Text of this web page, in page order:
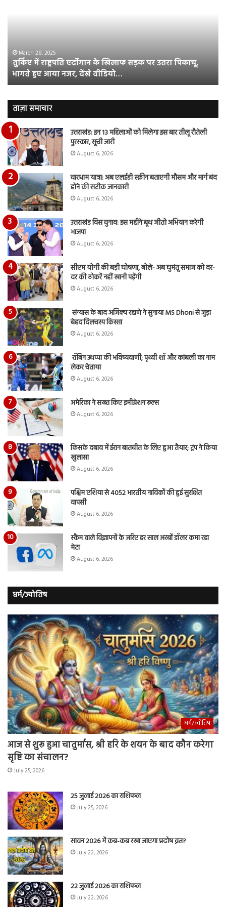
का
ऑफिशियल
टीजर
जारी,
वीडियो…
March 28, 2025
इमरान हाशमी की की फिल्म ग्राउंड जीरो का ऑफिशियल टीजर
जारी, देंखे वीडियो…
ताज़ा समाचार
उत्तराखंड: इन 13 महिलाओं को मिलेगा इस बार तीलू रौतेली
पुरस्कार, सूची जारी
August 6, 2026
चारधाम यात्रा: अब एलईडी स्क्रीन बताएगी मौसम और मार्ग बंद
होने की सटीक जानकारी
August 6, 2026
उत्तराखंड विस चुनाव: इस महीने बूथ जीतो अभियान करेगी
भाजपा
August 6, 2026
सीएम योगी की बड़ी घोषणा, बोले- अब घुमंतू समाज को दर-
दर की ठोकरें नहीं खानी पड़ेंगी
August 6, 2026
संन्यास के बाद अजिंक्‍य रहाणे ने सुनाया MS Dhoni से जुड़ा
बेहद दिलचस्प किस्सा
August 6, 2026
रॉबिन उथप्पा की भविष्यवाणी; पृथ्वी शॉ और कांबली का नाम
लेकर चेताया
August 6, 2026
अमेरिका ने सख्त किए इमीग्रेशन रूल्स
August 6, 2026
किसके दबाव में ईरान बातचीत के लिए हुआ तैयार; ट्रंप ने किया
खुलासा
August 6, 2026
पश्चिम एशिया से 4052 भारतीय नाविकों की हुई सुरक्षित
वापसी
August 6, 2026
स्कैम वाले विज्ञापनों के जरिए हर साल अरबों डॉलर कमा रहा
मेटा
August 6, 2026
धर्म/ज्योतिष
धर्म/ज्योतिष
आज से शुरू हुआ चातुर्मास, श्री हरि के शयन के बाद कौन करेगा
सृष्टि का संचालन?
July 25, 2026
25 जुलाई 2026 का राशिफल
July 25, 2026
सावन 2026 में कब-कब रखा जाएगा प्रदोष व्रत?
July 22, 2026
22 जुलाई 2026 का राशिफल
July 22, 2026